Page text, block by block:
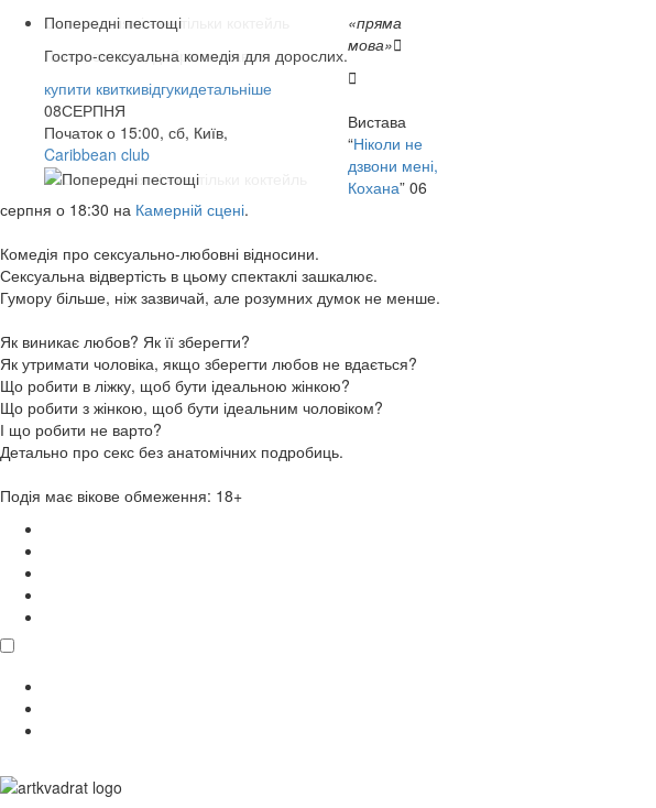
купити квиткивідгукидетальніше
07СЕРПНЯ
Caribbean club
Попередні пестощі
Гостро-сексуальна комедія для дорослих.
купити квиткивідгукидетальніше
08СЕРПНЯ
Початок о 15:00, сб, Київ,
Caribbean club
купити квиткивідгукидетальніше
13СЕРПНЯ
Арт-Братислава
купити квиткивідгукидетальніше
14СЕРПНЯ
Origin Stage
купити квиткивідгукидетальніше
14СЕРПНЯ
КАМЕРНА СЦЕНА
«пряма
мова»

Вистава
“Ніколи не
дзвони мені,
Кохана” 06
серпня о 18:30 на Камерній сцені.
Комедія про сексуально-любовні відносини.
Сексуальна відвертість в цьому спектаклі зашкалює.
Гумору більше, ніж зазвичай, але розумних думок не менше.
Як виникає любов? Як її зберегти?
Як утримати чоловіка, якщо зберегти любов не вдається?
Що робити в ліжку, щоб бути ідеальною жінкою?
Що робити з жінкою, щоб бути ідеальним чоловіком?
І що робити не варто?
Детально про секс без анатомічних подробиць.
Подія має вікове обмеження: 18+